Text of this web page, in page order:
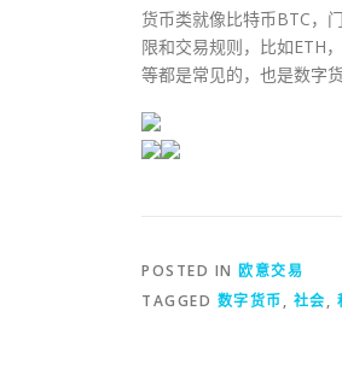
货币类就像比特币BTC，
限和交易规则，比如ETH
等都是常见的，也是数字
POSTED IN 欧意交易
TAGGED 数字货币, 社会,